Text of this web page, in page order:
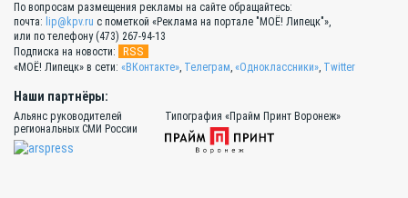
По вопросам размещения рекламы на сайте обращайтесь:
почта: lip@kpv.ru с пометкой «Реклама на портале "МОЁ! Липецк"»,
или по телефону (473) 267-94-13
Подписка на новости:
RSS
«МОЁ! Липецк» в сети: «ВКонтакте», Телеграм, «Одноклассники», Twitter
Наши партнёры:
Альянс руководителей
региональных СМИ России
Типография «Прайм Принт Воронеж»